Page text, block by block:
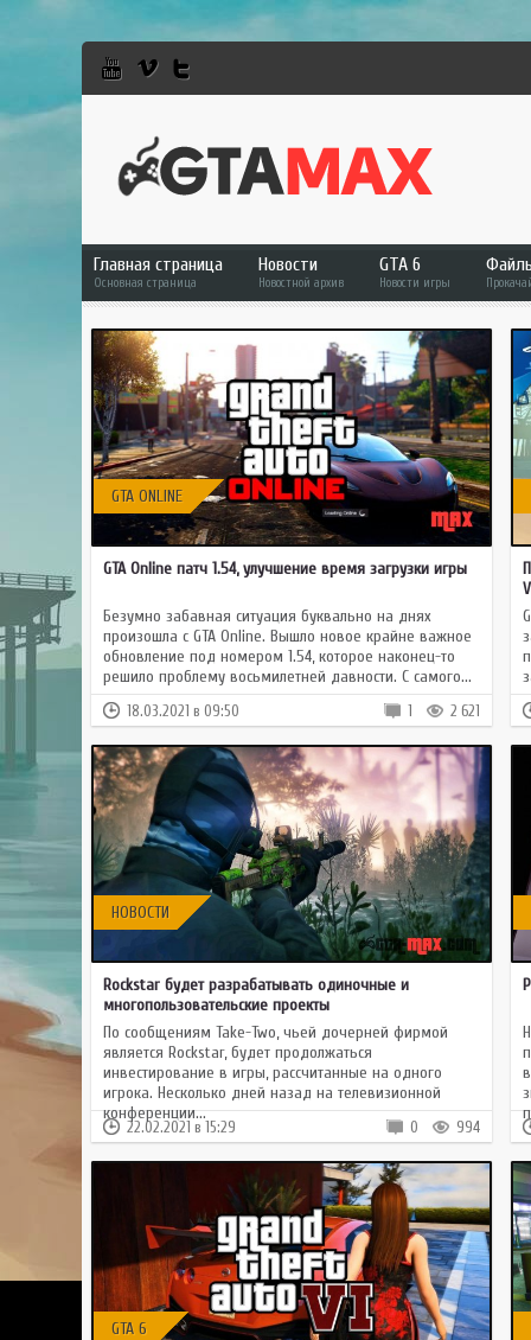
Главная страница
Основная страница
Новости
Новостной архив
GTA 5
GTA Online
RDR 2
GTA 6
Новости игры
GTA ONLINE
GTA Online патч 1.54, улучшение время загрузки игры
Безумно забавная ситуация буквально на днях
произошла с GTA Online. Вышло новое крайне важное
обновление под номером 1.54, которое наконец-то
решило проблему восьмилетней давности. С самого...
18.03.2021 в 09:50 2 621
1
НОВОСТИ
Rockstar будет разрабатывать одиночные и
многопользовательские проекты
По сообщениям Take-Two, чьей дочерней фирмой
является Rockstar, будет продолжаться
инвестирование в игры, рассчитанные на одного
игрока. Несколько дней назад на телевизионной
конференции...
22.02.2021 в 15:29 994
0
GTA 6